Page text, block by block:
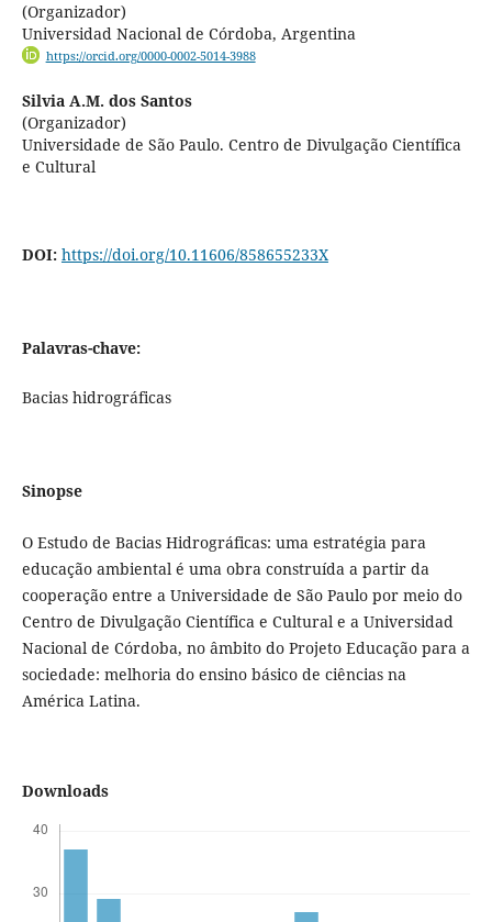
(Organizador)
Universidad Nacional de Córdoba, Argentina
https://orcid.org/0000-0002-5014-3988
Silvia A.M. dos Santos
(Organizador)
Universidade de São Paulo. Centro de Divulgação Científica
e Cultural
DOI: https://doi.org/10.11606/858655233X
Palavras-chave:
Bacias hidrográficas
Sinopse
O Estudo de Bacias Hidrográficas: uma estratégia para
educação ambiental é uma obra construída a partir da
cooperação entre a Universidade de São Paulo por meio do
Centro de Divulgação Científica e Cultural e a Universidad
Nacional de Córdoba, no âmbito do Projeto Educação para a
sociedade: melhoria do ensino básico de ciências na
América Latina.
Downloads